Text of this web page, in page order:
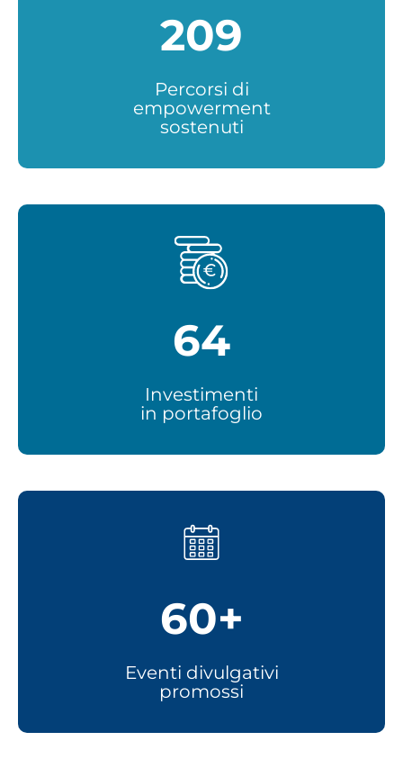
209
Percorsi di
empowerment
sostenuti
64
Investimenti
in portafoglio
60+
Eventi divulgativi
promossi